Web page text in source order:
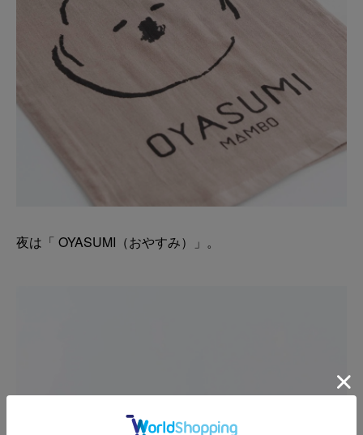
夜は「 OYASUMI（おやすみ）」。